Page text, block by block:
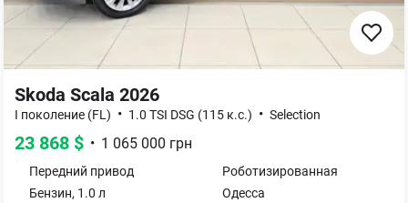
Skoda Scala 2026
I поколение (FL) • 1.0 TSI DSG (115 к.с.) • Selection
23 868 $ • 1 065 000 грн
Передний привод
Роботизированная
Бензин, 1.0 л Одесса